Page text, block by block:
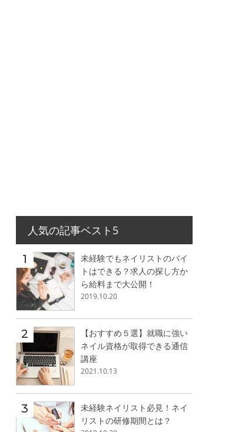
人気の記事ベスト5
未経験でもネイリストのバイ
トはできる？求人の探し方か
ら給料まで大公開！
2019.10.20
【おすすめ５選】就職に強い
ネイル資格が取得できる通信
講座
2021.10.13
未経験ネイリスト必見！ネイ
リストの研修期間とは？